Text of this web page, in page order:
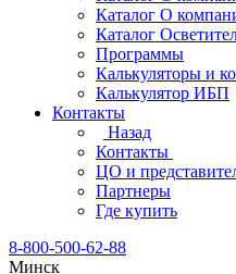
Каталог О
Каталог
Программы
Калькуляторы и
Калькулятор ИБП
Контакты
Назад
Контакты
ЦО и
Партнеры
Где купить
8-800-500-62-88
Минск